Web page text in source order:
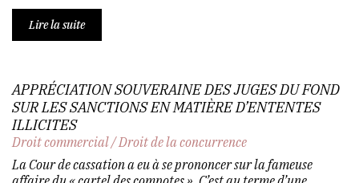
Lire la suite
APPRÉCIATION SOUVERAINE DES JUGES DU FOND
SUR LES SANCTIONS EN MATIÈRE D’ENTENTES
ILLICITES
Droit commercial/Droit de la concurrence
La Cour de cassation a eu à se prononcer sur la fameuse